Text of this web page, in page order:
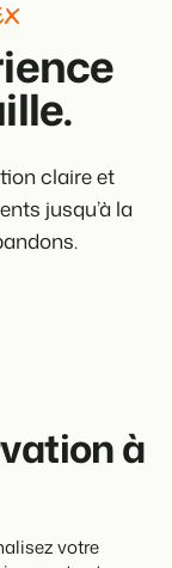
claire et
jusqu’à la
à
votre